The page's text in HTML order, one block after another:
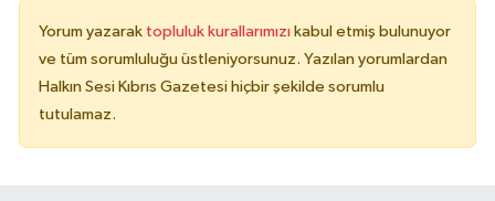
Yorum yazarak topluluk kurallarımızı kabul etmiş bulunuyor
ve tüm sorumluluğu üstleniyorsunuz. Yazılan yorumlardan
Halkın Sesi Kıbrıs Gazetesi hiçbir şekilde sorumlu
tutulamaz.